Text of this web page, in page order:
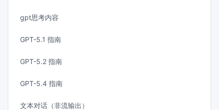
gpt思考内容
GPT-5.1 指南
GPT-5.2 指南
GPT-5.4 指南
文本对话（非流输出）